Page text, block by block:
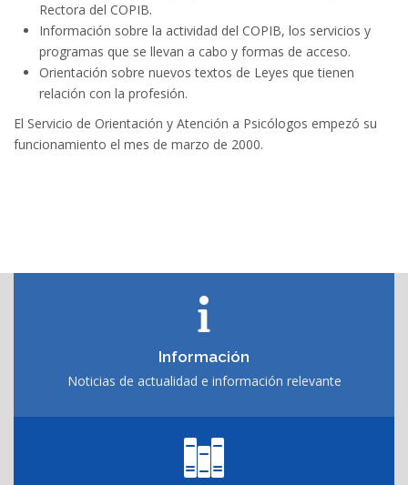
Rectora del COPIB.
Información sobre la actividad del COPIB, los servicios y
programas que se llevan a cabo y formas de acceso.
Orientación sobre nuevos textos de Leyes que tienen
relación con la profesión.
El Servicio de Orientación y Atención a Psicólogos empezó su
funcionamiento el mes de marzo de 2000.
Información
Noticias de actualidad e información relevante